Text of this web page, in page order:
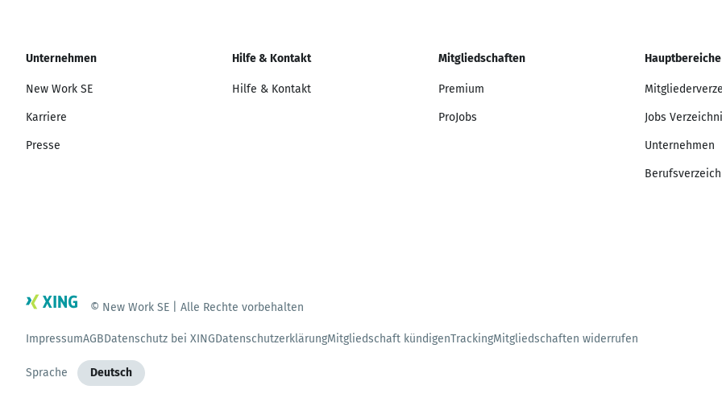
Unternehmen
New Work SE
Karriere
Presse
Hilfe & Kontakt
Hilfe & Kontakt
Mitgliedschaften
Premium
ProJobs
Hauptbereiche
Jobs
Unternehmen
© New Work SE | Alle Rechte vorbehalten
ImpressumAGBDatenschutz bei XINGDatenschutzerklärungMitgliedschaft kündigenTrackingMitgliedschaften widerrufen
Sprache Deutsch